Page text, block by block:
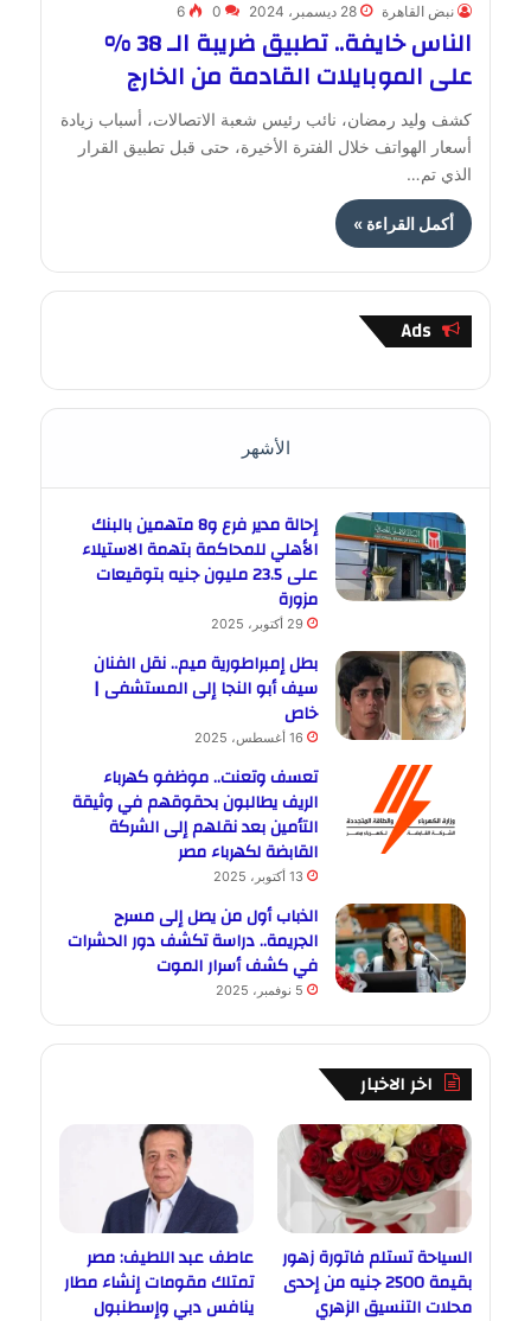
نبض القاهرة 28 ديسمبر، 2024 0
6
الناس خايفة.. تطبيق ضريبة الـ 38 %
على الموبايلات القادمة من الخارج
كشف وليد رمضان، نائب رئيس شعبة الاتصالات، أسباب زيادة
أسعار الهواتف خلال الفترة الأخيرة، حتى قبل تطبيق القرار
الذي تم…
أكمل القراءة »
Ads
الأشهر
إحالة مدير فرع و8 متهمين بالبنك
الأهلي للمحاكمة بتهمة الاستيلاء
على 23.5 مليون جنيه بتوقيعات
مزورة
29 أكتوبر، 2025
بطل إمبراطورية ميم.. نقل الفنان
سيف أبو النجا إلى المستشفى |
خاص
16 أغسطس، 2025
تعسف وتعنت.. موظفو كهرباء
الريف يطالبون بحقوقهم في وثيقة
التأمين بعد نقلهم إلى الشركة
القابضة لكهرباء مصر
13 أكتوبر، 2025
الذباب أول من يصل إلى مسرح
الجريمة.. دراسة تكشف دور الحشرات
في كشف أسرار الموت
5 نوفمبر، 2025
اخر الاخبار
السياحة تستلم فاتورة زهور
بقيمة 2500 جنيه من إحدى
محلات التنسيق الزهري
عاطف عبد اللطيف: مصر
تمتلك مقومات إنشاء مطار
ينافس دبي وإسطنبول